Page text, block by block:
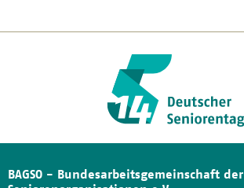
BAGSO - Bundesarbeitsgemeinschaft der